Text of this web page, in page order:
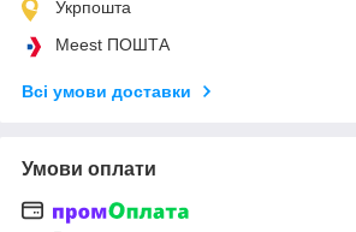
Укрпошта
Meest ПОШТА
Всі умови доставки
Умови оплати